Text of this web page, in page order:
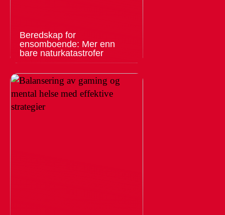
Beredskap for
ensomboende: Mer enn
bare naturkatastrofer